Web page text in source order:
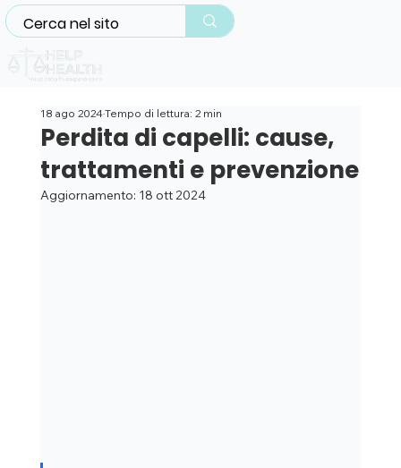
Perdita di capelli: cause,
trattamenti e prevenzione
18 ago 2024Tempo di lettura: 2 min
Aggiornamento: 18 ott 2024